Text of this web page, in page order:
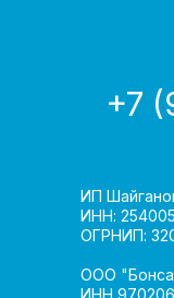
ИП
ИНН:
ОГРНИП:
ООО
ИНН
+7